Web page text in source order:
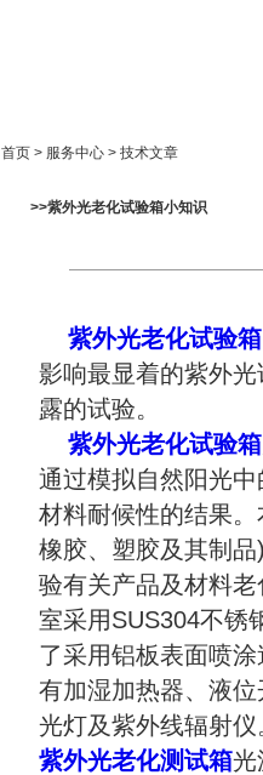
首页 > 服务中心 > 技术文章
>>紫外光老化试验箱小知识
紫外光老化试验箱
影响最显着的紫外
露的试验。
紫外光老化试验箱
通过模拟自然阳光
材料耐候性的结果
橡胶、塑胶及其制
验有关产品及材料
室采用SUS304不锈
了采用铝板表面喷
有加湿加热器、液
光灯及紫外线辐射仪
紫外光老化测试箱光